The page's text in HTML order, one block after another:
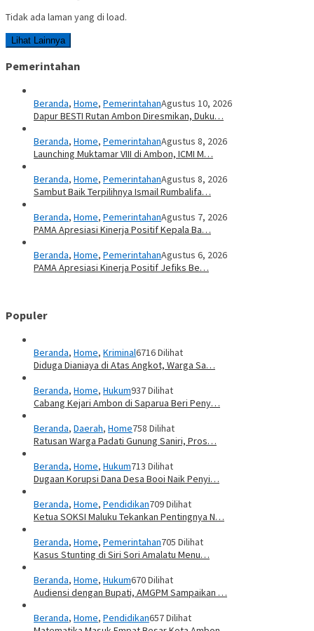
Tidak ada laman yang di load.
Lihat Lainnya
Pemerintahan
Beranda, Home, PemerintahanAgustus 10, 2026
Dapur BESTI Rutan Ambon Diresmikan, Duku…
Beranda, Home, PemerintahanAgustus 8, 2026
Launching Muktamar VIII di Ambon, ICMI M…
Beranda, Home, PemerintahanAgustus 8, 2026
Sambut Baik Terpilihnya Ismail Rumbalifa…
Beranda, Home, PemerintahanAgustus 7, 2026
PAMA Apresiasi Kinerja Positif Kepala Ba…
Beranda, Home, PemerintahanAgustus 6, 2026
PAMA Apresiasi Kinerja Positif Jefiks Be…
Populer
Beranda, Home, Kriminal6716 Dilihat
Diduga Dianiaya di Atas Angkot, Warga Sa…
Beranda, Home, Hukum937 Dilihat
Cabang Kejari Ambon di Saparua Beri Peny…
Beranda, Daerah, Home758 Dilihat
Ratusan Warga Padati Gunung Saniri, Pros…
Beranda, Home, Hukum713 Dilihat
Dugaan Korupsi Dana Desa Booi Naik Penyi…
Beranda, Home, Pendidikan709 Dilihat
Ketua SOKSI Maluku Tekankan Pentingnya N…
Beranda, Home, Pemerintahan705 Dilihat
Kasus Stunting di Siri Sori Amalatu Menu…
Beranda, Home, Hukum670 Dilihat
Audiensi dengan Bupati, AMGPM Sampaikan …
Beranda, Home, Pendidikan657 Dilihat